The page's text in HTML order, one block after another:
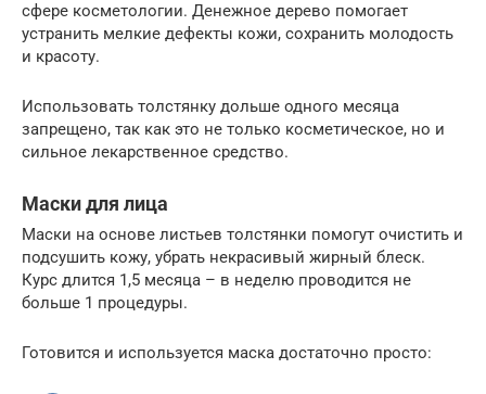
сфере косметологии. Денежное дерево помогает
устранить мелкие дефекты кожи, сохранить молодость
и красоту.
Использовать толстянку дольше одного месяца
запрещено, так как это не только косметическое, но и
сильное лекарственное средство.
Маски для лица
Маски на основе листьев толстянки помогут очистить и
подсушить кожу, убрать некрасивый жирный блеск.
Курс длится 1,5 месяца – в неделю проводится не
больше 1 процедуры.
Готовится и используется маска достаточно просто: